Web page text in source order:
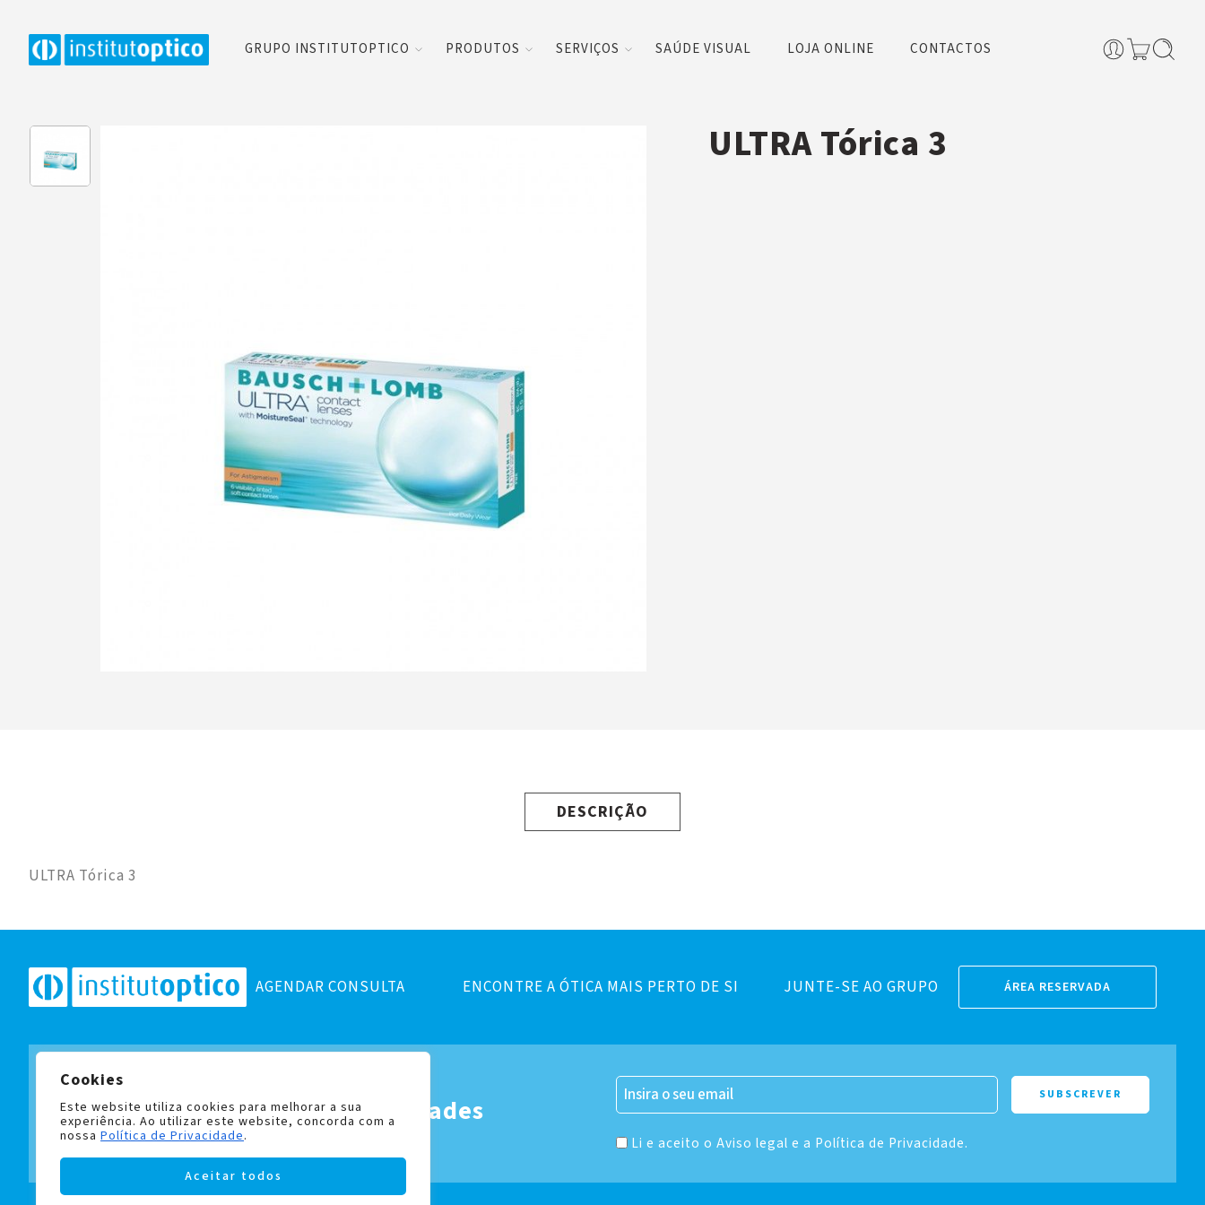
Cookies
Este website utiliza cookies para melhorar a sua
experiência. Ao utilizar este website, concorda com a
nossa Política de Privacidade.
Aceitar todos
GRUPO INSTITUTOPTICO PRODUTOS SERVIÇOS SAÚDE VISUAL LOJA ONLINE CONTACTOS
ULTRA Tórica 3
DESCRIÇÃO
ULTRA Tórica 3
AGENDAR CONSULTA ENCONTRE A ÓTICA MAIS PERTO DE SI JUNTE-SE AO GRUPO ÁREA RESERVADA
Subscreva a nossa newsletter
e fique a par de todas as novidades
Li e aceito o Aviso legal e a Política de Privacidade.